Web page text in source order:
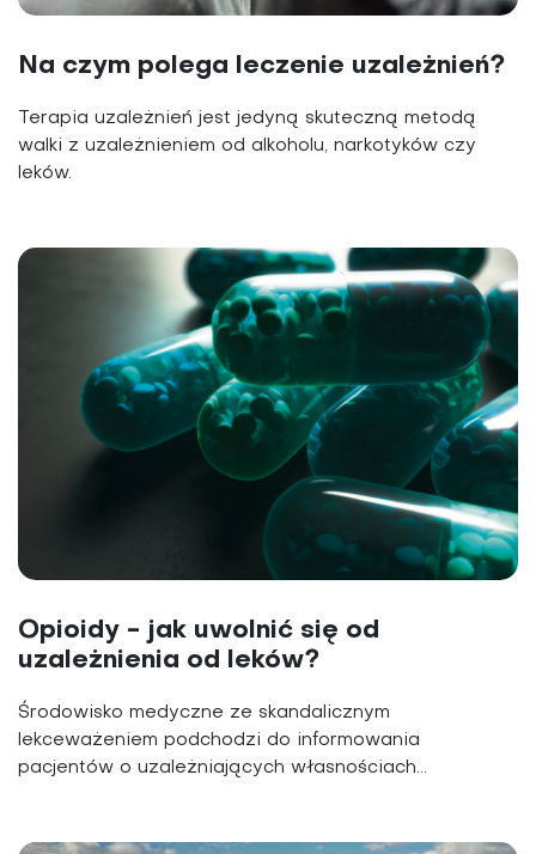
Na czym polega leczenie uzależnień?
Terapia uzależnień jest jedyną skuteczną metodą
walki z uzależnieniem od alkoholu, narkotyków czy
leków.
Opioidy - jak uwolnić się od
uzależnienia od leków?
Środowisko medyczne ze skandalicznym
lekceważeniem podchodzi do informowania
pacjentów o uzależniających własnościach...